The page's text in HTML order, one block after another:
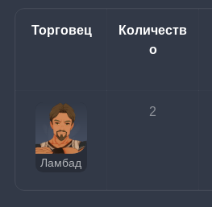
Торговец
Количеств
о
Ламбад
2